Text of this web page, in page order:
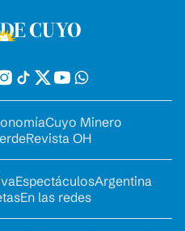
Cuyo Minero
Revista OH
EspectáculosArgentina
En las redes